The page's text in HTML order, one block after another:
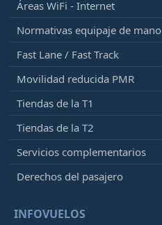
Áreas WiFi - Internet
Normativas equipaje de mano
Fast Lane / Fast Track
Movilidad reducida PMR
Tiendas de la T1
Tiendas de la T2
Servicios complementarios
Derechos del pasajero
INFOVUELOS